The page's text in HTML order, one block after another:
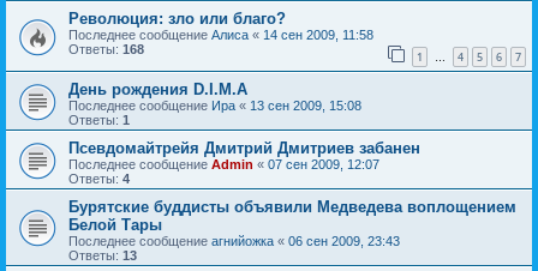
Революция: зло или благо?
Последнее сообщение Алиса « 14 сен 2009, 11:58
Ответы: 168 1 … 4 5 6 7
День рождения D.I.M.A
Последнее сообщение Ира « 13 сен 2009, 15:08
Ответы: 1
Псевдомайтрейя Дмитрий Дмитриев забанен
Последнее сообщение Admin « 07 сен 2009, 12:07
Ответы: 4
Бурятские буддисты объявили Медведева воплощением
Белой Тары
Последнее сообщение агнийожка « 06 сен 2009, 23:43
Ответы: 13